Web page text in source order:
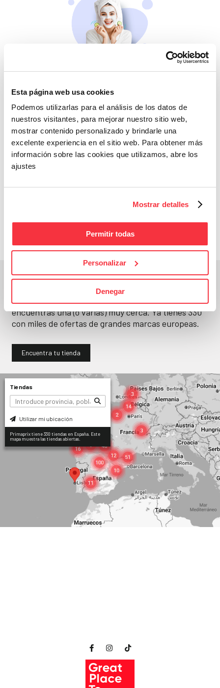
Esta página web usa cookies
Podemos utilizarlas para el análisis de los datos de
nuestros visitantes, para mejorar nuestro sitio web,
mostrar contenido personalizado y brindarle una
excelente experiencia en el sitio web. Para obtener más
información sobre las cookies que utilizamos, abre los
ajustes
Mostrar detalles
Permitir todas
Personalizar
Denegar
Belleza
Si no te mimas tú…
Adelántate a todos y
En un segundo, la encuentras.
No paramos de abrirtiendas. Seguro que
encuentras una (o varias) muy cerca. Ya tienes330
con miles de ofertas de grandes marcas europeas.
Encuentra tu tienda
Tiendas
Utilizar mi ubicación
Primaprix tiene 330 tiendas en España. Este
mapa muestra las tiendas abiertas.